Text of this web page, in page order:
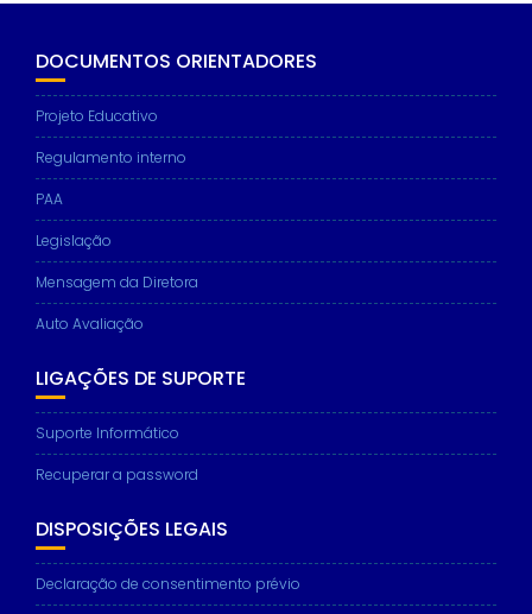
DOCUMENTOS ORIENTADORES
Projeto Educativo
Regulamento interno
PAA
Legislação
Mensagem da Diretora
Auto Avaliação
LIGAÇÕES DE SUPORTE
Suporte Informático
Recuperar a password
DISPOSIÇÕES LEGAIS
Declaração de consentimento prévio